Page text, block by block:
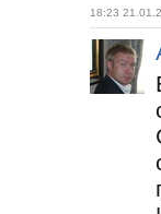
18:23